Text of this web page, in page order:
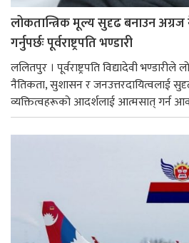
लोकतान्त्रिक मूल्य सुदृढ बनाउन
गर्नुपर्छः पूर्वराष्ट्रपति भण्डारी
ललितपुर । पूर्वराष्ट्रपति विद्यादेवी भण्डारीले
नैतिकता, सुशासन र जनउत्तरदायित्वलाई
व्यक्तित्वहरूको आदर्शलाई आत्मसात् गर्न